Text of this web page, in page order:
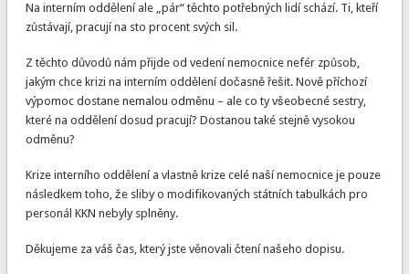
Na interním oddělení ale „pár“ těchto potřebných lidí schází. Ti, kteří
zůstávají, pracují na sto procent svých sil.
Z těchto důvodů nám přijde od vedení nemocnice nefér způsob,
jakým chce krizi na interním oddělení dočasně řešit. Nově příchozí
výpomoc dostane nemalou odměnu – ale co ty všeobecné sestry,
které na oddělení dosud pracují? Dostanou také stejně vysokou
odměnu?
Krize interního oddělení a vlastně krize celé naší nemocnice je pouze
následkem toho, že sliby o modifikovaných státních tabulkách pro
personál KKN nebyly splněny.
Děkujeme za váš čas, který jste věnovali čtení našeho dopisu.